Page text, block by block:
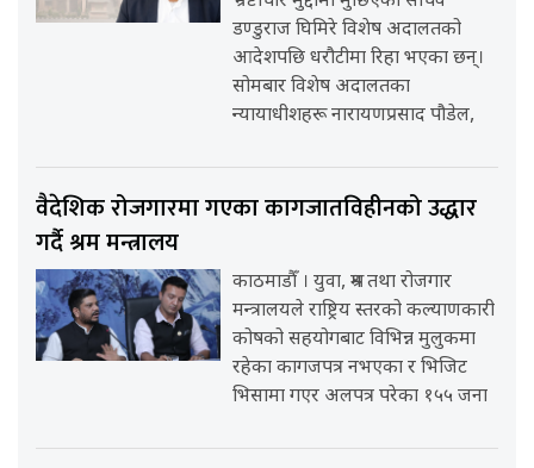
डण्डुराज घिमिरे विशेष अदालतको
आदेशपछि धरौटीमा रिहा भएका छन्।
सोमबार विशेष अदालतका
न्यायाधीशहरू नारायणप्रसाद पौडेल,
वैदेशिक रोजगारमा गएका कागजातविहीनको उद्धार
गर्दै श्रम मन्त्रालय
काठमाडौँ । युवा, श्रम तथा रोजगार
मन्त्रालयले राष्ट्रिय स्तरको कल्याणकारी
कोषको सहयोगबाट विभिन्न मुलुकमा
रहेका कागजपत्र नभएका र भिजिट
भिसामा गएर अलपत्र परेका १५५ जना